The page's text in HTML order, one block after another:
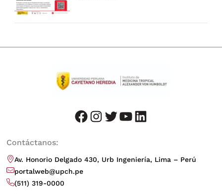
facebook instagram twitter youtube LinkedIn
Contáctanos:
Av. Honorio Delgado 430, Urb Ingeniería, Lima – Perú
portalweb@upch.pe
(511) 319-0000